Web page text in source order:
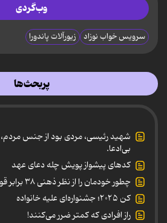
وب‌گردی
سرویس خواب نوزاد زیورآلات پاندورا
پربحث‌ها
شهید رئیسی، مردی بود از جنس مردم،
بی‌ادعا.
کدهای پیشواز پویش چله دعای عهد
چطور خودمان را از نظر ذهنی ۳۸ برابر قوی‌تر کنیم؟
کن ۲۰۲۵؛ جشنواره‌ای علیه خانواده
راز افرادی که کمتر ضرر می‌کنند!